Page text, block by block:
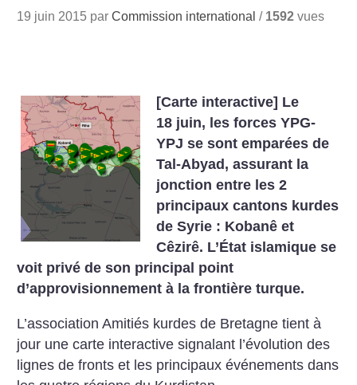
19 juin 2015 parCommission international / 1592 vues
[Carte interactive] Le
18 juin, les forces YPG-
YPJ se sont emparées de
Tal-Abyad, assurant la
jonction entre les 2
principaux cantons kurdes
de Syrie : Kobanê et
Cêzirê. L’État islamique se
voit privé de son principal point
d’approvisionnement à la frontière turque.
L’association Amitiés kurdes de Bretagne tient à
jour une carte interactive signalant l’évolution des
lignes de fronts et les principaux événements dans